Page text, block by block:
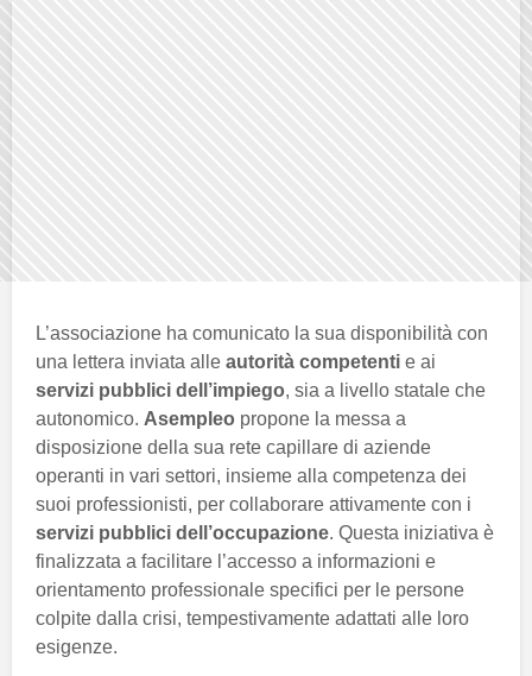
L’associazione ha comunicato la sua disponibilità con
una lettera inviata alle autorità competenti e ai
servizi pubblici dell’impiego, sia a livello statale che
autonomico. Asempleo propone la messa a
disposizione della sua rete capillare di aziende
operanti in vari settori, insieme alla competenza dei
suoi professionisti, per collaborare attivamente con i
servizi pubblici dell’occupazione. Questa iniziativa è
finalizzata a facilitare l’accesso a informazioni e
orientamento professionale specifici per le persone
colpite dalla crisi, tempestivamente adattati alle loro
esigenze.